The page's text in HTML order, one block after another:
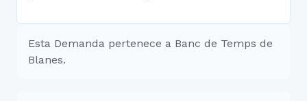
Esta Demanda pertenece a Banc de Temps de
Blanes.